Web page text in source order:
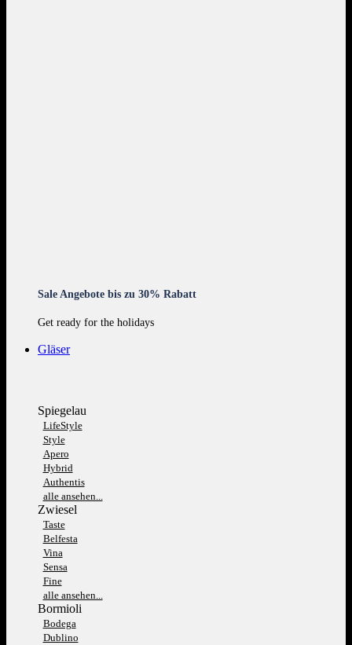
Sale Angebote bis zu 30% Rabatt
Get ready for the holidays
Gläser
Spiegelau
LifeStyle
Style
Apero
Hybrid
Authentis
alle ansehen...
Zwiesel
Taste
Belfesta
Vina
Sensa
Fine
alle ansehen...
Bormioli
Bodega
Dublino